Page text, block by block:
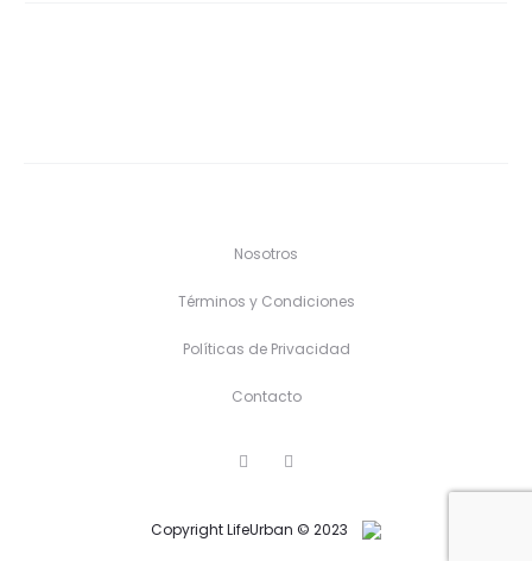
Nosotros
Términos y Condiciones
Políticas de Privacidad
Contacto
b
a
Copyright LifeUrban © 2023